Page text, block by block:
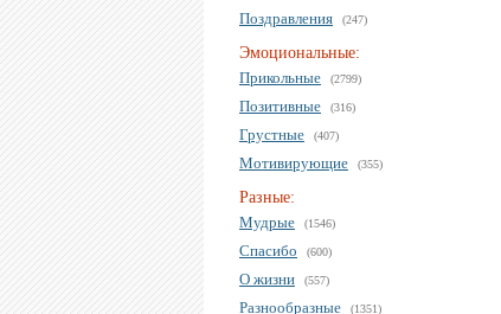
Поздравления (247)
Эмоциональные:
Прикольные
(2799)
Позитивные (316)
Грустные (407)
Мотивирующие (355)
Разные:
Мудрые
(1546)
Спасибо (600)
О жизни (557)
Разнообразные (1351)